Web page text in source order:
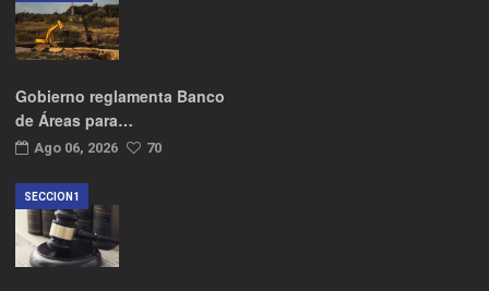
Gobierno reglamenta Banco
de Áreas para…
Ago 06, 2026 70
SECCION1